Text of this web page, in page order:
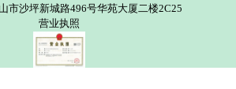
市沙坪新城路496号华苑大厦二楼2C25
营业执照